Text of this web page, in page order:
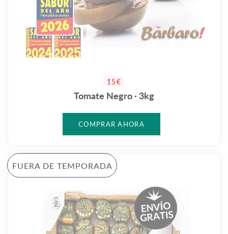
Tomate Negro · 3kg
PRECIO HABITUAL
15€
FUERA DE TEMPORADA